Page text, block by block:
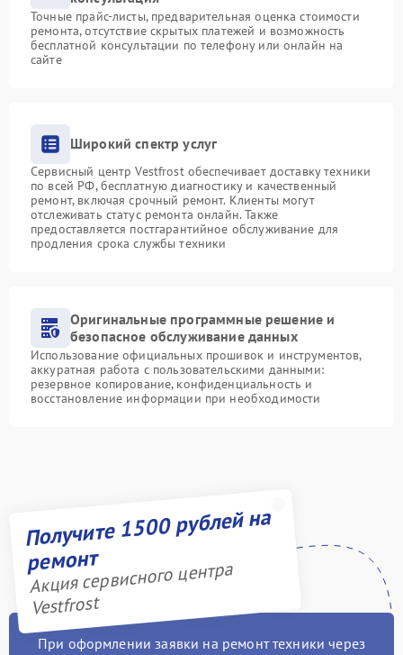
Точные прайс-листы, предварительная оценка стоимости
ремонта, отсутствие скрытых платежей и возможность
бесплатной консультации по телефону или онлайн на
сайте
Широкий спектр услуг
Сервисный центр Vestfrost обеспечивает доставку техники
по всей РФ, бесплатную диагностику и качественный
ремонт, включая срочный ремонт. Клиенты могут
отслеживать статус ремонта онлайн. Также
предоставляется постгарантийное обслуживание для
продления срока службы техники
Оригинальные программные решение и
безопасное обслуживание данных
Использование официальных прошивок и инструментов,
аккуратная работа с пользовательскими данными:
резервное копирование, конфиденциальность и
восстановление информации при необходимости
Получите 1500 рублей на
ремонт
Акция сервисного центра
Vestfrost
При оформлении заявки на ремонт техники через